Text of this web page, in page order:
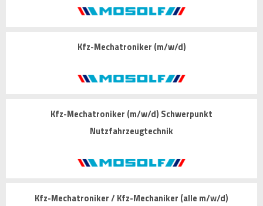
Kfz-Mechatroniker (m/w/d)
Kfz-Mechatroniker (m/w/d) Schwerpunkt
Nutzfahrzeugtechnik
Kfz-Mechatroniker / Kfz-Mechaniker (alle m/w/d)